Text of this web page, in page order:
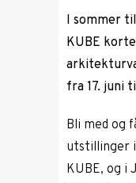
I sommer
KUBE
fra 17. juni
Bli med og
utstillinger
KUBE, og i